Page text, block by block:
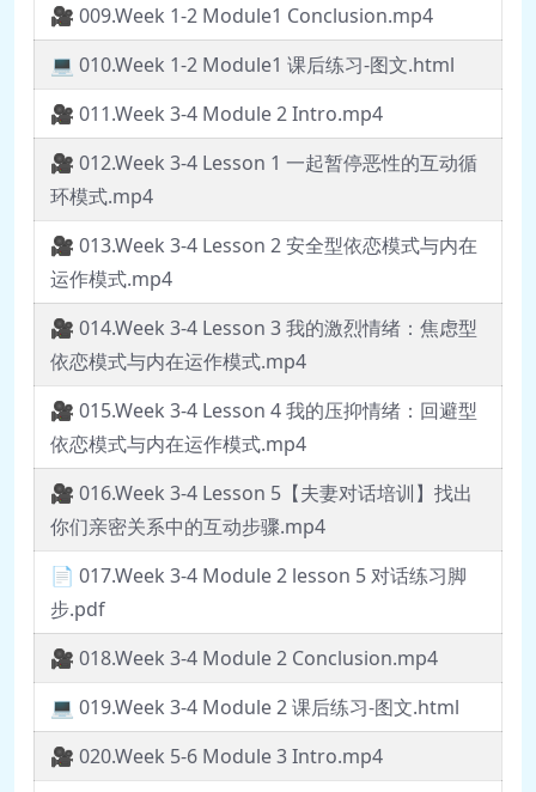
🎥 009.Week 1-2 Module1 Conclusion.mp4
💻 010.Week 1-2 Module1 课后练习-图文.html
🎥 011.Week 3-4 Module 2 Intro.mp4
🎥 012.Week 3-4 Lesson 1 一起暂停恶性的互动循
环模式.mp4
🎥 013.Week 3-4 Lesson 2 安全型依恋模式与内在
运作模式.mp4
🎥 014.Week 3-4 Lesson 3 我的激烈情绪：焦虑型
依恋模式与内在运作模式.mp4
🎥 015.Week 3-4 Lesson 4 我的压抑情绪：回避型
依恋模式与内在运作模式.mp4
🎥 016.Week 3-4 Lesson 5【夫妻对话培训】找出
你们亲密关系中的互动步骤.mp4
📄 017.Week 3-4 Module 2 lesson 5 对话练习脚
步.pdf
🎥 018.Week 3-4 Module 2 Conclusion.mp4
💻 019.Week 3-4 Module 2 课后练习-图文.html
🎥 020.Week 5-6 Module 3 Intro.mp4